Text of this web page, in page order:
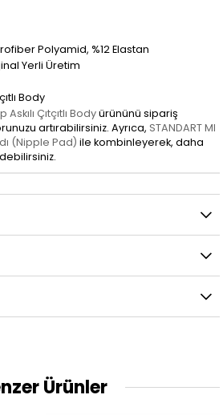
Polyamid, %12 Elastan
Yerli Üretim
Body
Çıtçıtlı Bodyürününü sipariş
artırabilirsiniz. Ayrıca,STANDART MI
(Nipple Pad) ile kombinleyerek, daha
Ürünler